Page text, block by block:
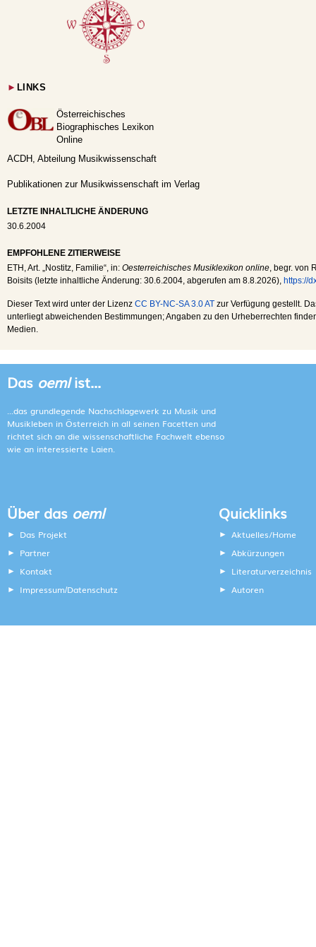
► LINKS
Österreichisches
Biographisches Lexikon
Online
ACDH, Abteilung Musikwissenschaft
Publikationen zur Musikwissenschaft im Verlag
LETZTE INHALTLICHE ÄNDERUNG
30.6.2004
EMPFOHLENE ZITIERWEISE
ETH , Art. „Nostitz, Familie“, in: Oesterreichisches Musiklexikon online, begr. von
Boisits (letzte inhaltliche Änderung: 30.6.2004, abgerufen am 8.8.2026), https://
Dieser Text wird unter der Lizenz CC BY-NC-SA 3.0 AT zur Verfügung gestellt.
unterliegt abweichenden Bestimmungen; Angaben zu den Urheberrechten
Medien.
Das oemlist...
...das grundlegende Nachschlagewerk zu Musik und
Musikleben in Österreich in all seinen Facetten und
richtet sich an die wissenschaftliche Fachwelt ebenso
wie an interessierte Laien.
Über das oeml
Das Projekt
Partner
Kontakt
Impressum/Datenschutz
Quicklinks
Aktuelles/Home
Abkürzungen
Literaturverzeichnis
Autoren